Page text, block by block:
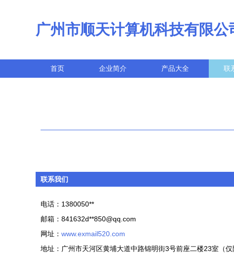
广州市顺天计算机科技有限公
首页 企业简介 产品大全 联
联系我们
电话：1380050**
邮箱：841632d**850@qq.com
网址： www.exmail520.com
地址：广州市天河区黄埔大道中路锦明街3号前座二楼23室（仅